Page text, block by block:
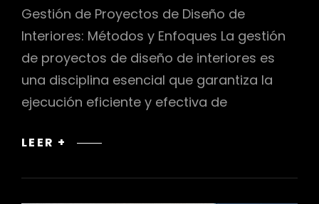
Gestión de Proyectos de Diseño de
Interiores: Métodos y Enfoques La gestión
de proyectos de diseño de interiores es
una disciplina esencial que garantiza la
ejecución eficiente y efectiva de
LEER +
GESTIÓN
PROYECTOS